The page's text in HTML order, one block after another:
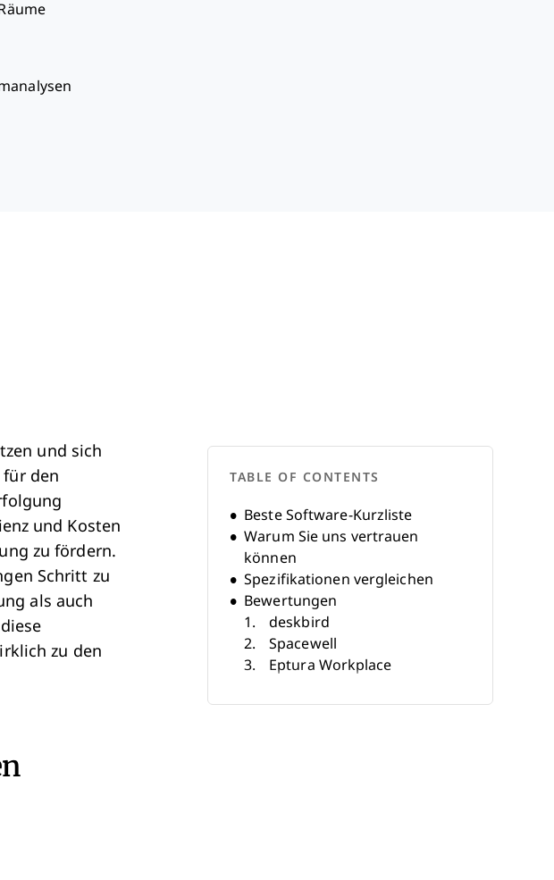
und sich
den
und Kosten
zu fördern.
Schritt zu
als auch
zu den
TABLE OF CONTENTS
Beste Software-Kurzliste
Warum Sie uns vertrauen
können
Spezifikationen vergleichen
Bewertungen
deskbird
Spacewell
Eptura Workplace
Kadence